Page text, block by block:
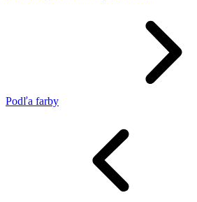
Podľa farby